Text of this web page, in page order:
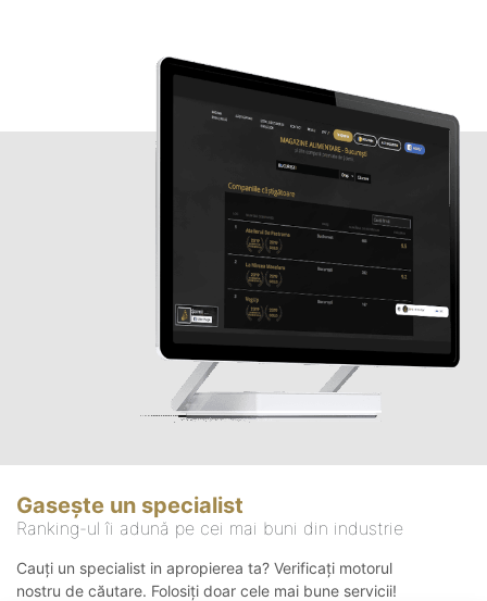
Gasește un specialist
Ranking-ul îi adună pe cei mai buni din industrie
Cauți un specialist in apropierea ta? Verificați motorul
nostru de căutare. Folosiți doar cele mai bune servicii!